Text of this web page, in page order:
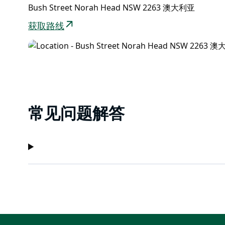
Bush Street Norah Head NSW 2263 澳大利亚
获取路线
常见问题解答